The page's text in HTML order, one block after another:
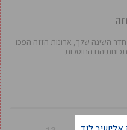
השינה שלך, ארונות הזזה הפכו
החוסכות